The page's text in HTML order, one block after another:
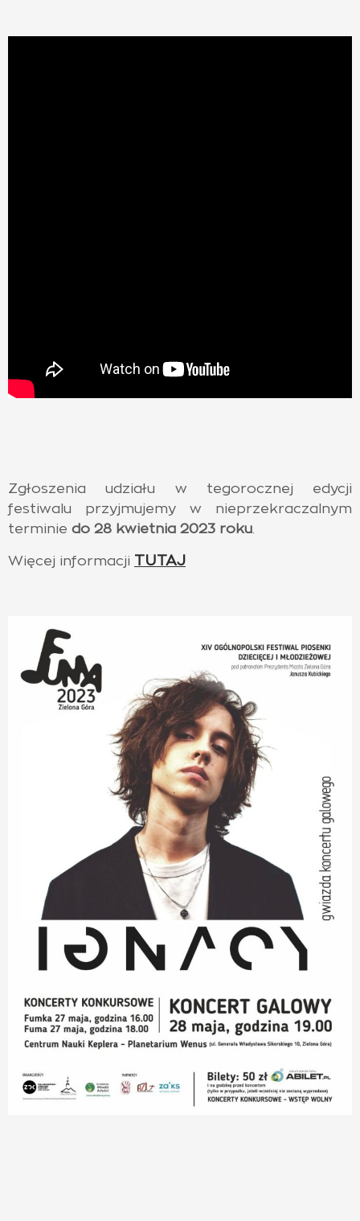
Zgłoszenia udziału w tegorocznej edycji
festiwalu przyjmujemy w nieprzekraczalnym
terminie do 28 kwietnia 2023 roku
Więcej informacji TUTAJ